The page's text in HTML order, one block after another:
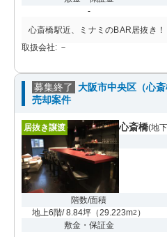
-
心斎橋駅近、ミナミのBAR居抜き！
取扱会社: －
募集終了
大阪市中央区（心
売却案件
居抜き譲渡 心斎橋(地
階数/面積
地上6階/ 8.84坪 （29.223m2 ）
敷金・保証金